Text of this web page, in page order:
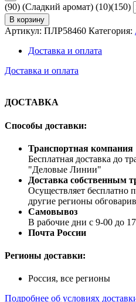
(90) (Сладкий аромат) (10)(150)
В корзину
Артикул: ПЛР58460 Категория:
Доставка и оплата
Доставка и оплата
ДОСТАВКА
Способы доставки:
Транспортная компания
Бесплатная доставка до
"Деловые Линии"
Доставка собственным
Осуществляет бесплатно
другие регионы
Самовывоз
В рабочие дни с 9-00 до
Почта России
Регионы доставки:
Россия, все регионы
Подробнее об условиях